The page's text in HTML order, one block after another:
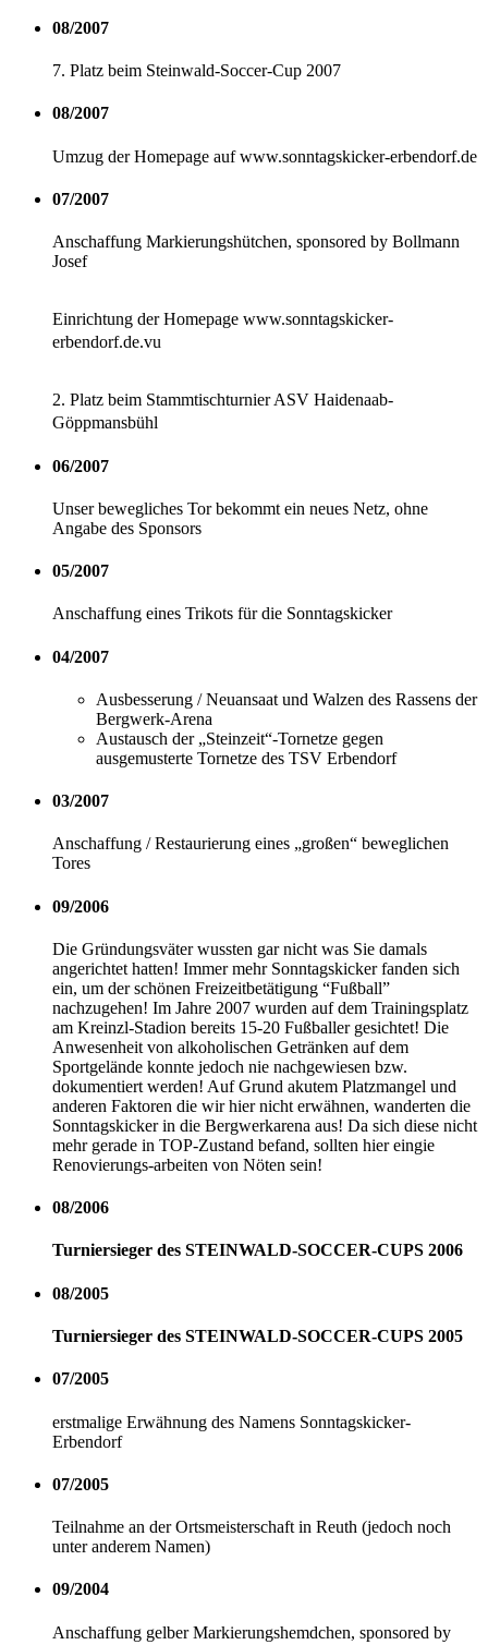
08/2007
7. Platz beim Steinwald-Soccer-Cup 2007
08/2007
Umzug der Homepage auf www.sonntagskicker-erbendorf.de
07/2007
Anschaffung Markierungshütchen, sponsored by Bollmann
Josef
Einrichtung der Homepage www.sonntagskicker-
erbendorf.de.vu
2. Platz beim Stammtischturnier ASV Haidenaab-
Göppmansbühl
06/2007
Unser bewegliches Tor bekommt ein neues Netz, ohne
Angabe des Sponsors
05/2007
Anschaffung eines Trikots für die Sonntagskicker
04/2007
Ausbesserung / Neuansaat und Walzen des Rassens der
Bergwerk-Arena
Austausch der „Steinzeit“-Tornetze gegen
ausgemusterte Tornetze des TSV Erbendorf
03/2007
Anschaffung / Restaurierung eines „großen“ beweglichen
Tores
09/2006
Die Gründungsväter wussten gar nicht was Sie damals
angerichtet hatten! Immer mehr Sonntagskicker fanden sich
ein, um der schönen Freizeitbetätigung “Fußball”
nachzugehen! Im Jahre 2007 wurden auf dem Trainingsplatz
am Kreinzl-Stadion bereits 15-20 Fußballer gesichtet! Die
Anwesenheit von alkoholischen Getränken auf dem
Sportgelände konnte jedoch nie nachgewiesen bzw.
dokumentiert werden! Auf Grund akutem Platzmangel und
anderen Faktoren die wir hier nicht erwähnen, wanderten die
Sonntagskicker in die Bergwerkarena aus! Da sich diese nicht
mehr gerade in TOP-Zustand befand, sollten hier eingie
Renovierungs-arbeiten von Nöten sein!
08/2006
Turniersieger des STEINWALD-SOCCER-CUPS 2006
08/2005
Turniersieger des STEINWALD-SOCCER-CUPS 2005
07/2005
erstmalige Erwähnung des Namens Sonntagskicker-
Erbendorf
07/2005
Teilnahme an der Ortsmeisterschaft in Reuth (jedoch noch
unter anderem Namen)
09/2004
Anschaffung gelber Markierungshemdchen, sponsored by